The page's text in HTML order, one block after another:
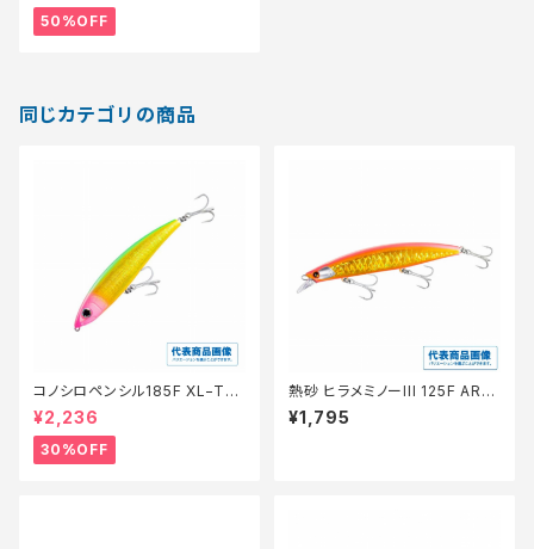
50%OFF
同じカテゴリの商品
コノシロペンシル185F XL−T18
T【特価ルアー】【30】
¥2,236
30%OFF
熱砂 ヒラメミノーIII 125F AR-
C OM-125M
¥1,795